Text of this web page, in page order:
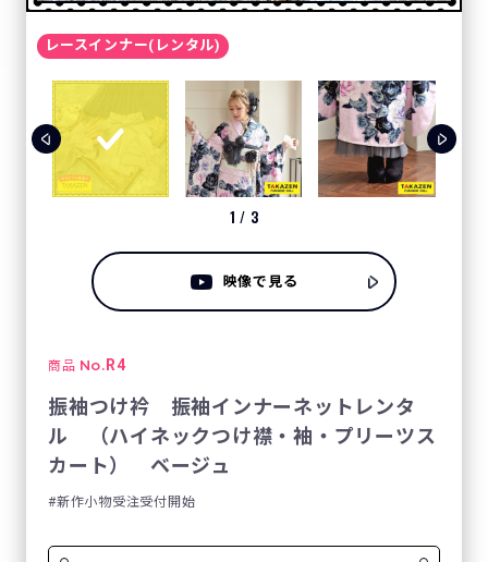
レースインナー(レンタル)
1 / 3
映像で見る
商品 No. R4
振袖つけ衿 振袖インナーネットレンタ
ル （ハイネックつけ襟・袖・プリーツス
カート） ベージュ
新作小物受注受付開始